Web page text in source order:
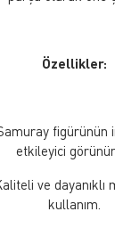
Özellikler:
figürünün
etkileyici
ve
kullanım.